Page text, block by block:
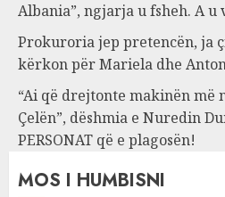
Albania”, ngjarja u fsheh. A u
Prokuroria jep pretencën, ja
kërkon për Mariela dhe
“Ai që drejtonte makinën më
Çelën”, dëshmia e Nuredin
PERSONAT që e plagosën!
MOS I HUMBISNI